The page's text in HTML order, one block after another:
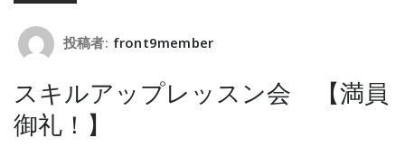
投稿者: front9member
スキルアップレッスン会 【満員
御礼！】